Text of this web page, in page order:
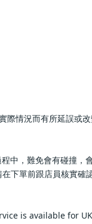
費(含稅)
應實際情況而有所
]
過程中，難免會有
請在下單前跟店員
is available